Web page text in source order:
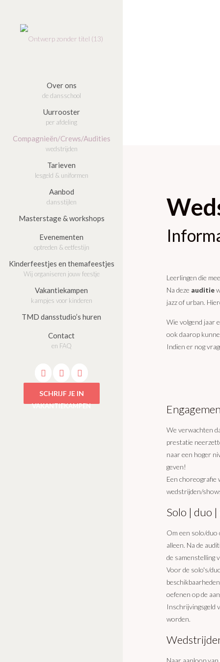
Over ons
de dansschool
Uurrooster
per afdeling
Compagnieën/Crews/Audities
wedstrijden
Tarieven
lesgeld & uniformen
Aanbod
dansstijlen
Masterstage & workshops
Evenementen
optreden & eetfestijn
Kinderfeestjes en themafeestjes
Wij organiseren jouw feestje
Vakantiekampen
kampjes voor kinderen
TMD dansstudio’s huren
Contact
en FAQ
SCHRIJF JE IN
VAKANTIEKAMPEN
Leerlingen die
Na deze auditie
jazz of urban.
Wie volgend jaar
ook daarop
Indien er nog
We verwachten
prestatie
naar een hoger
geven!
Een choreografie
wedstrijden/
Solo | duo
Om een solo/duo
alleen. Na de
de samenstelling
Voor de solo's/
oefenen op de
Inschrijvingsgeld
worden.
Naar aanloop